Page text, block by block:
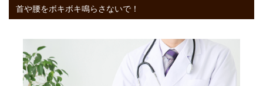
首や腰をボキボキ鳴らさないで！